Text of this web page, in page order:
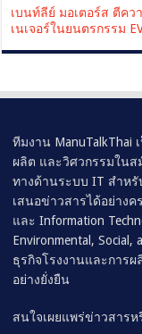
เบนท์ลีย์ มอเตอร์ส ตีคว
เนเจอร์ในยนตรกรรม
ทีมงาน ManuTalkThai
ผลิต และวิศวกรรมใน
ทางด้านระบบ IT สำหรั
เสนอข่าวสารได้อย่างค
และ Information
Environmental, Social,
ธุรกิจโรงงานและการ
อย่างยั่งยืน
สนใจเผยแพร่ข่าวสา